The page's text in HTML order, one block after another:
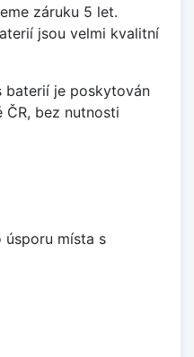
záruku 5 let.
jsou velmi kvalitní
baterií je poskytován
bez nutnosti
místa s